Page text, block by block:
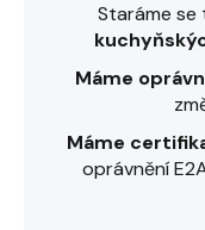
Staráme se
Máme
Máme
oprávnění